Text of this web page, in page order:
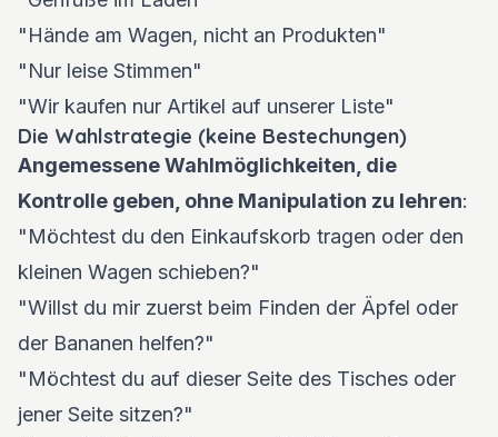
"Hände am Wagen, nicht an Produkten"
"Nur leise Stimmen"
"Wir kaufen nur Artikel auf unserer Liste"
Die Wahlstrategie (keine Bestechungen)
Angemessene Wahlmöglichkeiten, die
Kontrolle geben, ohne Manipulation zu lehren:
"Möchtest du den Einkaufskorb tragen oder den
kleinen Wagen schieben?"
"Willst du mir zuerst beim Finden der Äpfel oder
der Bananen helfen?"
"Möchtest du auf dieser Seite des Tisches oder
jener Seite sitzen?"